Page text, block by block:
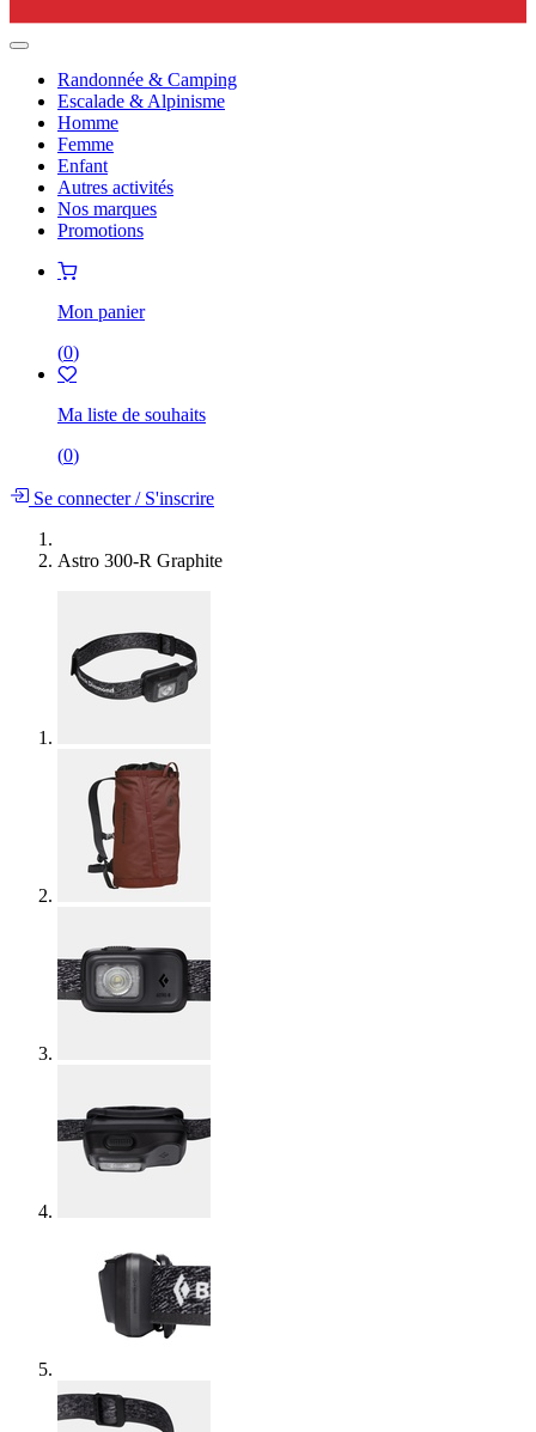
Randonnée & Camping
Escalade & Alpinisme
Homme
Femme
Enfant
Autres activités
Nos marques
Promotions
Mon panier
(0)
Ma liste de souhaits
(0)
Se connecter/S'inscrire
Astro 300-R Graphite